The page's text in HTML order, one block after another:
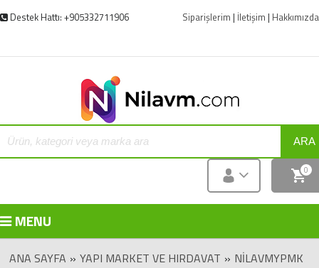
Destek Hattı: +905332711906 Siparişlerim | İletişim | Hakkımızda
ARA
0
MENU
ANA SAYFA » YAPI MARKET VE HIRDAVAT » NILAVMYPMK